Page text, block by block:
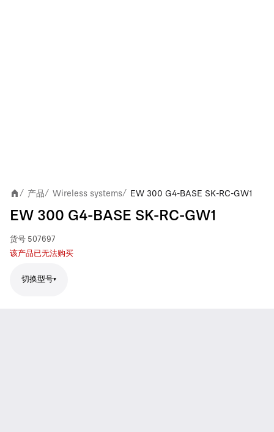
/ 产品/ Wireless systems/ EW 300 G4-BASE SK-RC-GW1
EW 300 G4-BASE SK-RC-GW1
货号 507697
该产品已无法购买
切换型号